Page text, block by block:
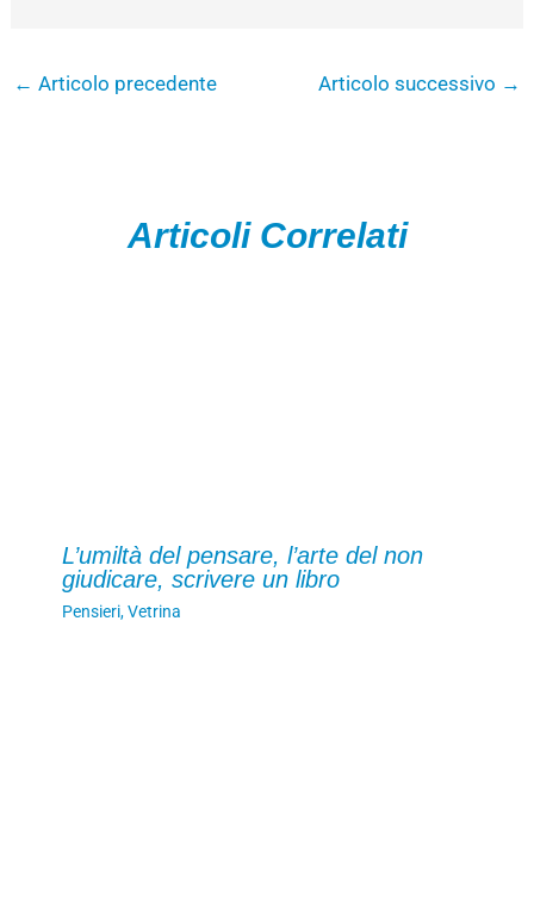
← Articolo precedente Articolo successivo →
Articoli Correlati
L’umiltà del pensare, l’arte del non
giudicare, scrivere un libro
Pensieri,Vetrina